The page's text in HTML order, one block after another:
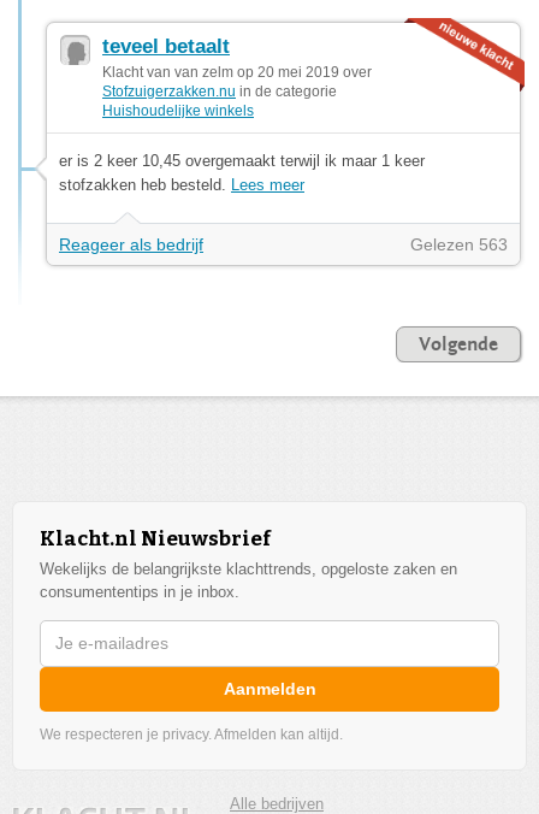
teveel betaalt
Klacht van van zelm op 20 mei 2019 over
Stofzuigerzakken.nu in de categorie
Huishoudelijke winkels
er is 2 keer 10,45 overgemaakt terwijl ik maar 1 keer
stofzakken heb besteld. Lees meer
Reageer als bedrijf Gelezen 563
Volgende
Klacht.nl Nieuwsbrief
Wekelijks de belangrijkste klachttrends, opgeloste zaken en
consumententips in je inbox.
Aanmelden
We respecteren je privacy. Afmelden kan altijd.
Alle bedrijven